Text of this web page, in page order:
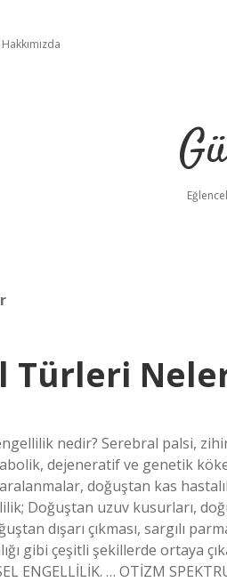
Hakkımızda
Türleri
nedir? Serebral palsi,
dejeneratif ve genetik
doğuştan kas
Doğuştan uzuv kusurları,
dışarı çıkması, sargılı
gibi çeşitli şekillerde ortaya
ENGELLİLİK. … OTİZM